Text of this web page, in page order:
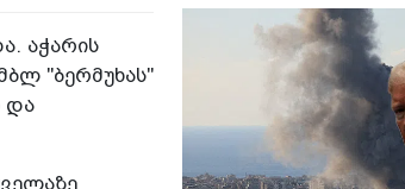
აჭარის
"ბერმუხას"
და